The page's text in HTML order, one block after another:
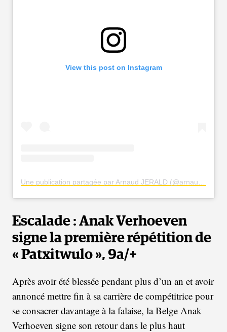
View this post on Instagram
Escalade : Anak Verhoeven
signe la première répétition de
« Patxitwulo », 9a/+
Après avoir été blessée pendant plus d’un an et avoir
annoncé mettre fin à sa carrière de compétitrice pour
se consacrer davantage à la falaise, la Belge Anak
Verhoeven signe son retour dans le plus haut